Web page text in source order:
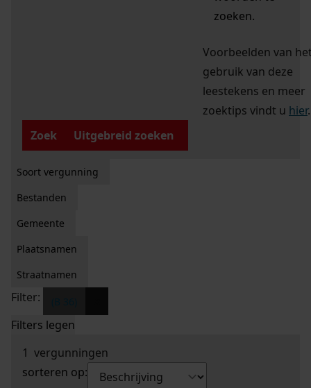
zoeken.
Voorbeelden van
gebruik van deze
leestekens en meer
zoektips vindt u hier.
Zoek
Uitgebreid zoeken
Soort vergunning
Bestanden
Gemeente
Plaatsnamen
Straatnamen
Filter:
Filters legen
1 vergunningen
sorteren op: